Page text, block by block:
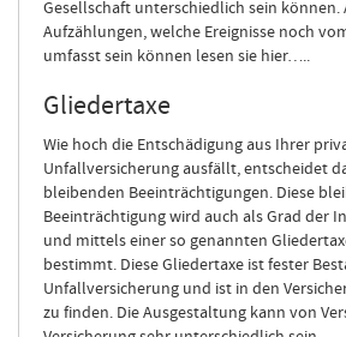
Gesellschaft unterschiedlich sein können.
Aufzählungen, welche Ereignisse noch
umfasst sein können lesen sie hier…..
Gliedertaxe
Wie hoch die Entschädigung aus Ihrer
Unfallversicherung ausfällt, entscheidet
bleibenden Beeinträchtigungen. Diese
Beeinträchtigung wird auch als Grad der
und mittels einer so genannten
bestimmt. Diese Gliedertaxe ist fester
Unfallversicherung und ist in den
zu finden. Die Ausgestaltung kann von